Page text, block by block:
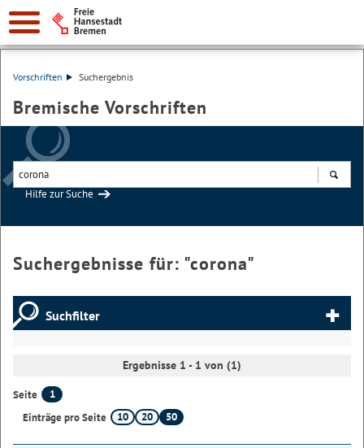
Vorschriften Suchergebnis
Bremische Vorschriften
Hilfe zur Suche
Suchergebnisse für: "corona"
Suchfilter
Ergebnisse 1 - 1 von (1)
Seite
1
Einträge pro Seite
10 20 50